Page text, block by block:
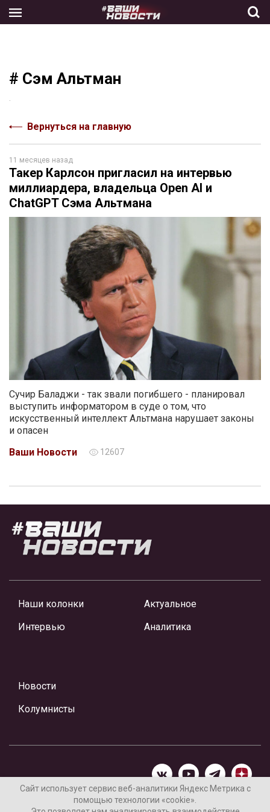
the
# Сэм Альтман
Вернуться на главную
11 месяцев назад
Такер Карлсон пригласил на интервью
миллиардера, владельца Open AI и
ChatGPT Сэма Альтмана
Сучир Баладжи - так звали погибшего - планировал
выступить информатором в суде о том, что
искусственный интеллект Альтмана нарушает законы
и опасен
Ваши Новости
12607
Наши колонки
Интервью
Актуальное
Аналитика
Новости
Колумнисты
Материалы предоставлены редакцией Интернет-газеты
Сайт использует сервис веб-аналитики Яндекс Метрика с
помощью технологии «cookie».